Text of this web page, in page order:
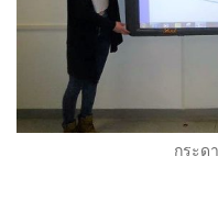
กระด